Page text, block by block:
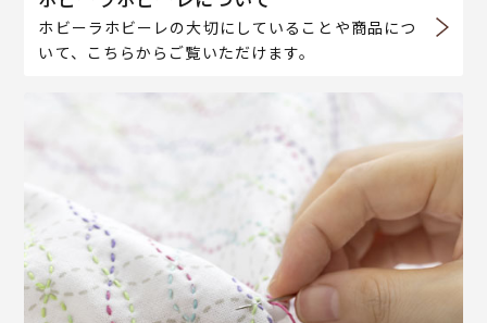
ホビーラホビーレの大切にしていることや商品につ
いて、こちらからご覧いただけます。